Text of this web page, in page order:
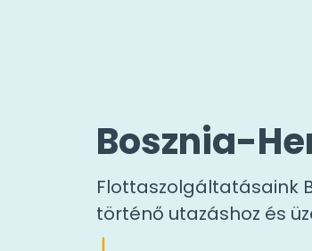
Bosznia-
Flottaszolgáltatásaink
történő utazáshoz és